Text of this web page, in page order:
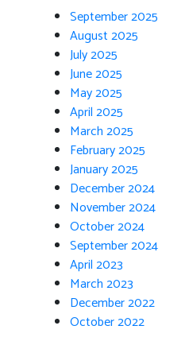
September 2025
August 2025
July 2025
June 2025
May 2025
April 2025
March 2025
February 2025
January 2025
December 2024
November 2024
October 2024
September 2024
April 2023
March 2023
December 2022
October 2022